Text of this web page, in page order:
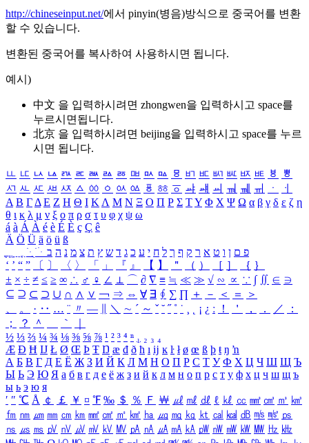
http://chineseinput.net/에서 pinyin(병음)방식으로 중국어를 변환
할 수 있습니다.
변환된 중국어를 복사하여 사용하시면 됩니다.
예시)
中文 을 입력하시려면 zhongwen을 입력하시고 space를
누르시면됩니다.
北京 을 입력하시려면 beijing을 입력하시고 space를 누르
시면 됩니다.
ㅥ ㅦ ㅧ ㅨ ㅩ ㅪ ㅫ ㅬ ㅭ ㅮ ㅯ ㅰ ㅱ ㅲ ㅳ ㅴ ㅵ ㅶ ㅷ ㅸ
ㅹ
ㅺ ㅻ ㅼ ㅽ ㅾ ㅿ ㆀ ㆁ ㆂ ㆃ ㆄ ㆅ ㆆ ㆇ ㆈ ㆉ ㆊ ㆋ ㆌ ㆍ
ㆎ
Α Β ΓΔ Ε Ζ Η Θ Ι ΚΛ Μ Ν Ξ Ο Π Ρ Σ ΤΥ Φ Χ Ψ Ω α β γ δ ε ζ η
θ ι κ λ μ ν ξ ο π ρ σ τ υ φ χ ψ ω
á à Á À é è É È ç Ç ê
Ä Ö Ü ä ö ü ß
ִֶֹ ֻּ ׁׂ פ ם ן ו ט א ר ק ף ך ל ח י ע כ ג ד ש ץ ת צ מ נ ה ב
‘ ’ “ ” 〔 〕 〈 〉 「 」 『 』 【 】 ＂ （ ） ［ ］ ｛ ｝
± × ÷ ≠ ≤ ≥ ∞ ∴ ♂ ♀ ∠ ⊥ ⌒ ∂ ∇ ≡ ≒ ≪ ≫ √ ∽ ∝ ∵ ∫ ∬ ∈ ∋
⊆ ⊇ ⊂ ⊃ ∪ ∩ ∧ ∨ ￢ ⇒ ⇔ ∀ ∃ ∮ ∑ ∏ ＋ － ＜ ＝
＞
、
。 · ‥ … ¨ 〃 ― ＼ ∼ ´ ～ ˇ ˘ ˝ ˚ ˙ ¸ ¡ ¿ ː ！ ＇ ， ． ／
：
；
？ ＾ ｀
½ ⅓ ⅔ ¼ ¾ ⅛ ⅜ ⅝ ⅞ ¹ ² ³ ⁴ ⁿ ₁ ₂ ₃ ₄
Æ Ð Ħ Ĳ Ł Ø Œ Þ Ŧ Ŋ æ đ ð ħ ı ĳ ĸ ŀ ł ø œ ß þ ŧ ŋ ŉ
А Б В Г Д Е Ё Ж З И Й К Л М Н О П Р С Т У Ф Х Ц Ч Ш Щ Ъ
Ы Ь Э Ю Я а б в г д е ё ж з и й к л м н о п р с т у ф х ц ч ш щ ъ
ы ь э ю я
′ ″ ℃ Å ￠ ￡ ￥ ¤ ℉ ‰ ＄ ％ Ｆ ￦ ㎕ ㎖ ㎗ ℓ ㎘ ㏄ ㎣ ㎤ ㎥ ㎦
㎙ ㎚ ㎛ ㎜ ㎝ ㎞ ㎟ ㎠ ㎡ ㎢ ㏊ ㎍ ㎎ ㎏ ㏏ ㎈ ㎉ ㏈ ㎧ ㎨ ㎰
㎱ ㎲ ㎳ ㎴ ㎵ ㎶ ㎷ ㎸ ㎹ ㎀ ㎁ ㎂ ㎃ ㎄ ㎺ ㎻ ㎽ ㎾ ㎿ ㎐ ㎑